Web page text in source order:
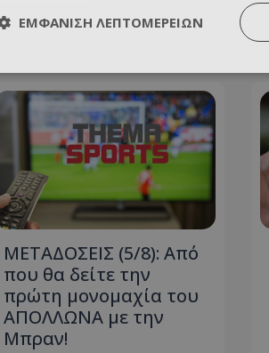
ΜΕΤΑΔΟΣΕΙΣ (5/8): Από
που θα δείτε την
πρώτη μονομαχία του
ΑΠΟΛΛΩΝΑ με την
Μπραν!
ΕΜΦΆΝΙΣΗ ΛΕΠΤΟΜΕΡΕΙΏΝ